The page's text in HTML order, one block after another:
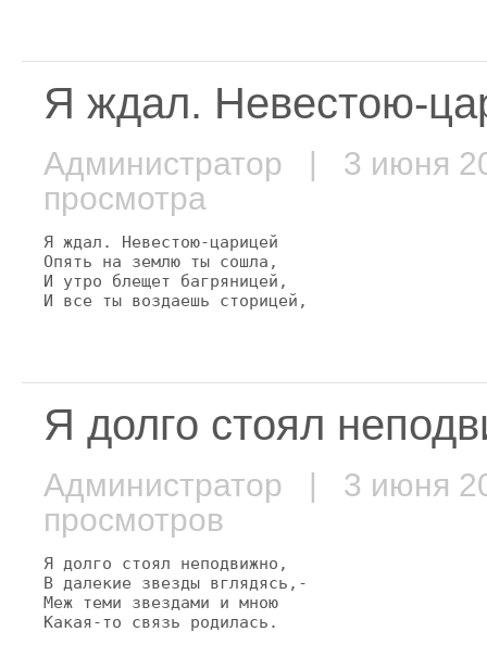
Я ждал. Невестою-
Администратор | 3 июня
просмотра
Я ждал. Невестою-царицей
Опять на землю ты сошла,
И утро блещет багряницей,
И все ты воздаешь сторицей,
Я долго стоял
Администратор | 3 июня
просмотров
Я долго стоял неподвижно,
В далекие звезды вглядясь,-
Меж теми звездами и мною
Какая-то связь родилась.